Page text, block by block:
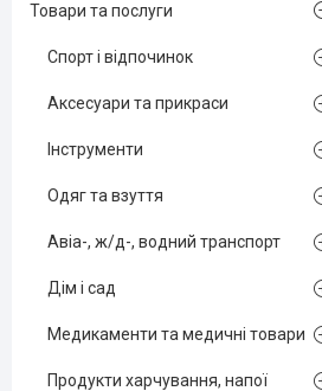
Товари та послуги
Спорт і відпочинок
Аксесуари та прикраси
Інструменти
Одяг та взуття
Авіа-, ж/д-, водний транспорт
Дім і сад
Медикаменти та медичні товари
Продукти харчування, напої